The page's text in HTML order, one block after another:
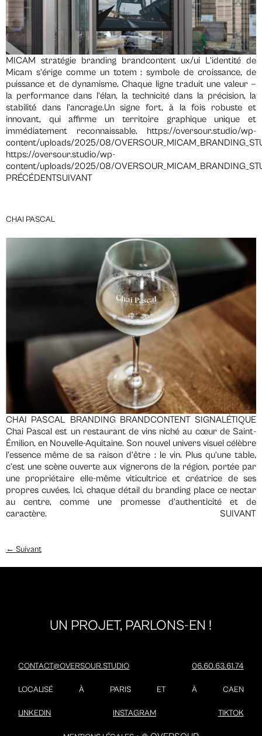
MICAM stratégie branding brandcontent ux/ui L’identité de
Micam s’érige comme un totem : symbole de croissance, de
puissance et de dynamisme. Chaque ligne traduit une valeur —
la performance dans l’élan, la technicité dans la précision, la
stabilité dans l’ancrage.Un signe fort, à la fois robuste et
innovant, qui affirme un territoire graphique unique et
immédiatement reconnaissable. https://oversour.studio/wp-
content/uploads/2025/08/
https://oversour.studio/wp-
content/uploads/2025/08/
PRÉCÉDENTSUIVANT
CHAI PASCAL
CHAI PASCAL BRANDING BRANDCONTENT SIGNALÉTIQUE
Chai Pascal est un restaurant de vins niché au cœur de Saint-
Émilion, en Nouvelle-Aquitaine. Son nouvel univers visuel célèbre
l’essence même de sa raison d’être : le vin. Plus qu’une table,
c’est une scène ouverte aux vignerons de la région, portée par
une propriétaire elle-même viticultrice et créatrice de ses
propres cuvées. Ici, chaque détail du branding place ce nectar
au centre, comme une promesse d’authenticité et de
caractère. SUIVANT
← Suivant
UN PROJET, PARLONS-EN !
CONTACT@OVERSOUR.STUDIO 06.60.63.61.74
LOCALISÉ À PARIS ET À CAEN
LINKEDIN INSTAGRAM TIKTOK